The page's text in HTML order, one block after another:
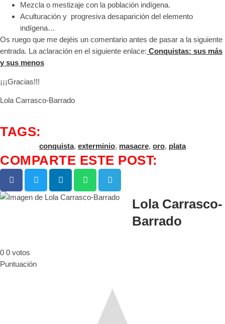
Mezcla o mestizaje con la población indígena.
Aculturación y progresiva desaparición del elemento
indígena…
Os ruego que me dejéis un comentario antes de pasar a la siguiente
entrada. La aclaración en el siguiente enlace: Conquistas: sus más
y sus menos
¡¡¡Gracias!!!
Lola Carrasco-Barrado
TAGS:
conquista, exterminio, masacre, oro, plata
COMPARTE ESTE POST:
Lola Carrasco-
Barrado
0 0 votos
Puntuación